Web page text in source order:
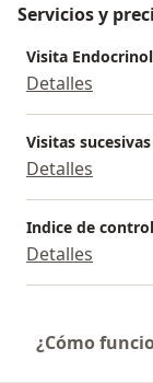
Servicios y
Visita
Detalles
Visitas
Detalles
Indice de
Detalles
¿Cómo